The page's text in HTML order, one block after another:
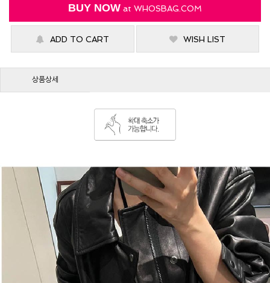
BUY NOW at WHOSBAG.COM
ADD TO CART WISH LIST
상품상세